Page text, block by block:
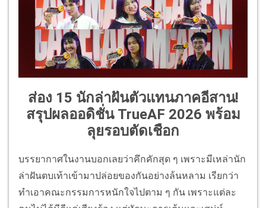
ส่อง 15 นักล่าฝันตัวแทนภาคอีสาน!
สรุปผลออดิชั่น TrueAF 2026 พร้อม
ลุยรอบตัดเชือก
บรรยากาศในงานบอกเลยว่าคึกคักสุด ๆ เพราะมีเหล่านัก
ล่าฝันตบเท้าเข้ามาปล่อยของกันอย่างล้นหลาม เรียกว่า
ทำเอาคณะกรรมการหนักใจไปตาม ๆ กัน เพราะแต่ละ